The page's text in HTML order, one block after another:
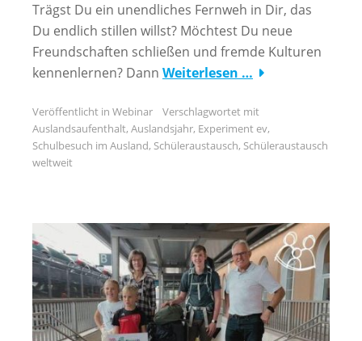
Trägst Du ein unendliches Fernweh in Dir, das
Du endlich stillen willst? Möchtest Du neue
Freundschaften schließen und fremde Kulturen
kennenlernen? Dann Weiterlesen …
Veröffentlicht in Webinar
Verschlagwortet mit
Auslandsaufenthalt, Auslandsjahr, Experiment ev,
Schulbesuch im Ausland, Schüleraustausch, Schüleraustausch
weltweit